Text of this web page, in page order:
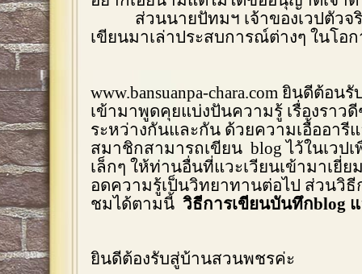
ส่วนนายปัทมฯ เจ้าของเวปตัวจ
เขียนมาเล่าประสบการณ์ต่างๆ ในโอ
www.bansuanpa-chara.com ยินดีต้อนรั
เข้ามาพูดคุยแบ่งปันความรู้ เรื่องราว
ระหว่างกันและกัน ด้วยความเอื้ออารี
สมาชิกสามารถเขียน blog ไว้ในเวป
เล็กๆ ให้ท่านอื่นที่แวะเวียนเข้ามาเยี่
อดความรู้เป็นวิทยาทานต่อไป ส่วนวิธี
ชมได้ตามนี้ วิธีการเขียนบันทึกblog
ยินดีต้องรับสู่บ้านสวนพชรค่ะ